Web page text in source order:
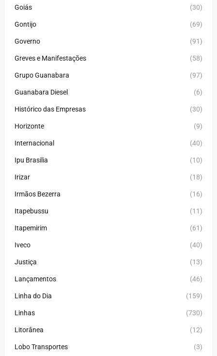
Goiás (30)
Gontijo (69)
Governo (91)
Greves e Manifestações (58)
Grupo Guanabara (97)
Guanabara Diesel (6)
Histórico das Empresas (30)
Horizonte (9)
Internacional (40)
Ipu Brasilia (10)
Irizar (18)
Irmãos Bezerra (16)
Itapebussu (11)
Itapemirim (61)
Iveco (40)
Justiça (13)
Lançamentos (46)
Linha do Dia (159)
Linhas (730)
Litorânea (12)
Lobo Transportes (3)